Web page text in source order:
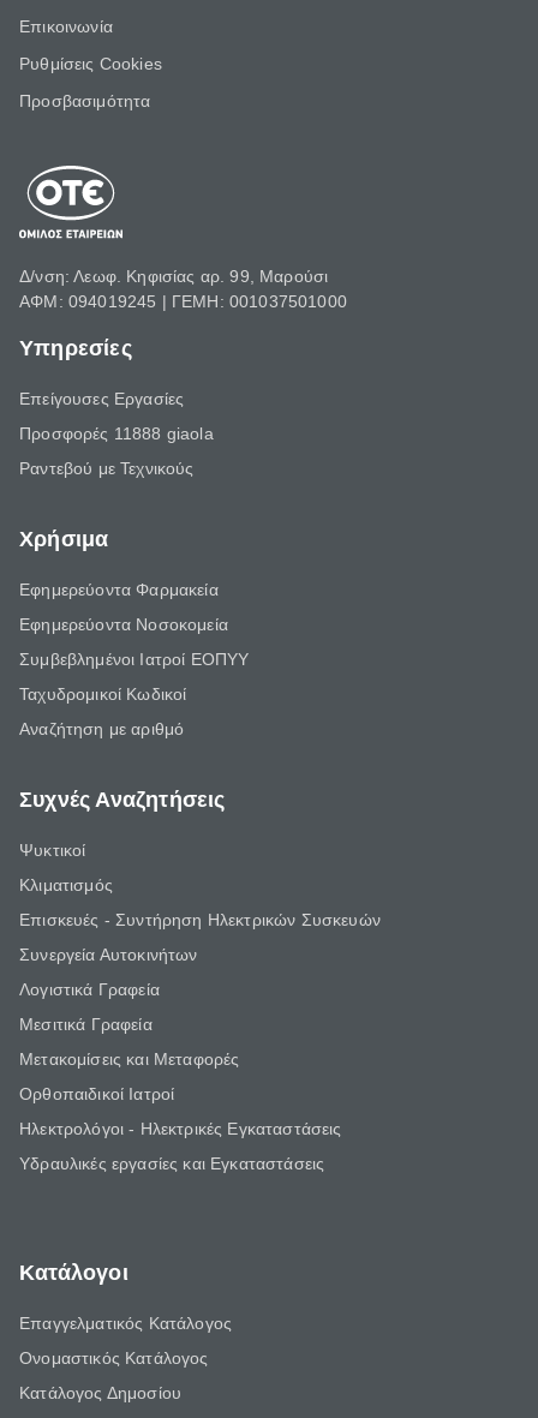
Επικοινωνία
Ρυθμίσεις Cookies
Προσβασιμότητα
Δ/νση: Λεωφ. Κηφισίας αρ. 99, Μαρούσι
ΑΦΜ: 094019245 | ΓΕΜΗ: 001037501000
Υπηρεσίες
Επείγουσες Εργασίες
Προσφορές 11888 giaola
Ραντεβού με Τεχνικούς
Χρήσιμα
Εφημερεύοντα Φαρμακεία
Εφημερεύοντα Νοσοκομεία
Συμβεβλημένοι Ιατροί ΕΟΠΥΥ
Ταχυδρομικοί Κωδικοί
Αναζήτηση με αριθμό
Συχνές Αναζητήσεις
Ψυκτικοί
Κλιματισμός
Επισκευές - Συντήρηση Ηλεκτρικών Συσκευών
Συνεργεία Αυτοκινήτων
Λογιστικά Γραφεία
Μεσιτικά Γραφεία
Μετακομίσεις και Μεταφορές
Ορθοπαιδικοί Ιατροί
Ηλεκτρολόγοι - Ηλεκτρικές Εγκαταστάσεις
Υδραυλικές εργασίες και Εγκαταστάσεις
Κατάλογοι
Επαγγελματικός Κατάλογος
Ονομαστικός Κατάλογος
Κατάλογος Δημοσίου